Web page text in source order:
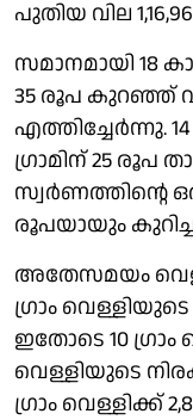
പുതിയ വില
സമാനമായി 18
35 രൂപ കുറഞ്ഞ്
എത്തിച്ചേർന്നു.
ഗ്രാമിന് 25 രൂപ
സ്വർണത്തിന്റെ
രൂപയായും
അതേസമയം
ഗ്രാം
ഇതോടെ 10 ​ഗ്രാം
വെള്ളിയുടെ
ഗ്രാം വെള്ളിക്ക്